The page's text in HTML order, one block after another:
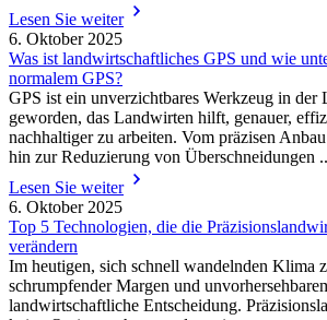
Lesen Sie weiter
6. Oktober 2025
Was ist landwirtschaftliches GPS und wie
normalem GPS?
GPS ist ein unverzichtbares Werkzeug in der
geworden, das Landwirten hilft, genauer,
nachhaltiger zu arbeiten. Vom präzisen
hin zur Reduzierung von Überschneidungen
Lesen Sie weiter
6. Oktober 2025
Top 5 Technologien, die die
verändern
Im heutigen, sich schnell wandelnden Klima
schrumpfender Margen und
landwirtschaftliche Entscheidung.